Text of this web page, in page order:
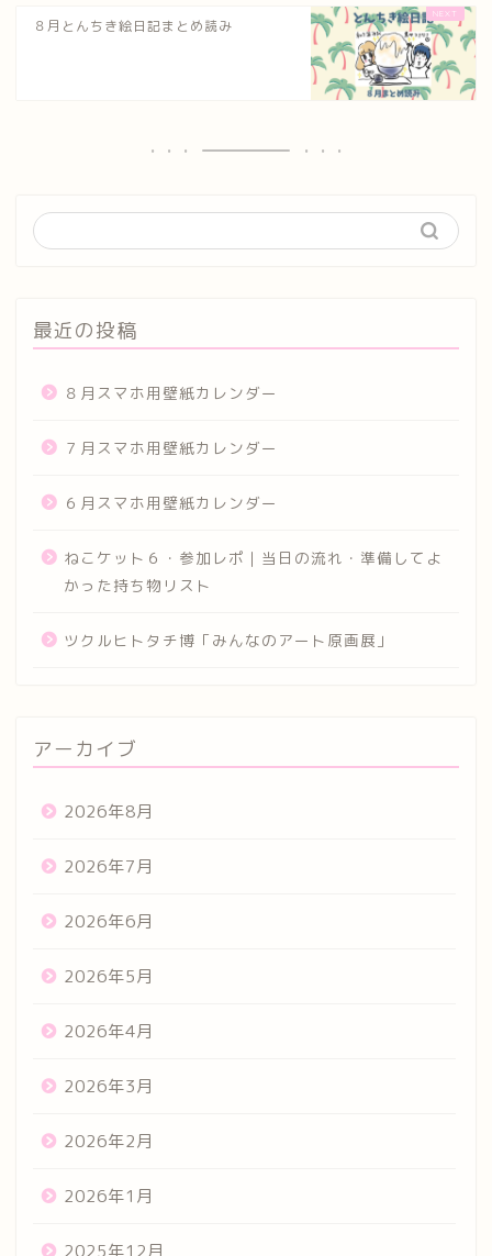
８月とんちき絵日記まとめ読み
最近の投稿
８月スマホ用壁紙カレンダー
７月スマホ用壁紙カレンダー
６月スマホ用壁紙カレンダー
ねこケット６・参加レポ｜当日の流れ・準備してよ
かった持ち物リスト
ツクルヒトタチ博「みんなのアート原画展」
アーカイブ
2026年8月
2026年7月
2026年6月
2026年5月
2026年4月
2026年3月
2026年2月
2026年1月